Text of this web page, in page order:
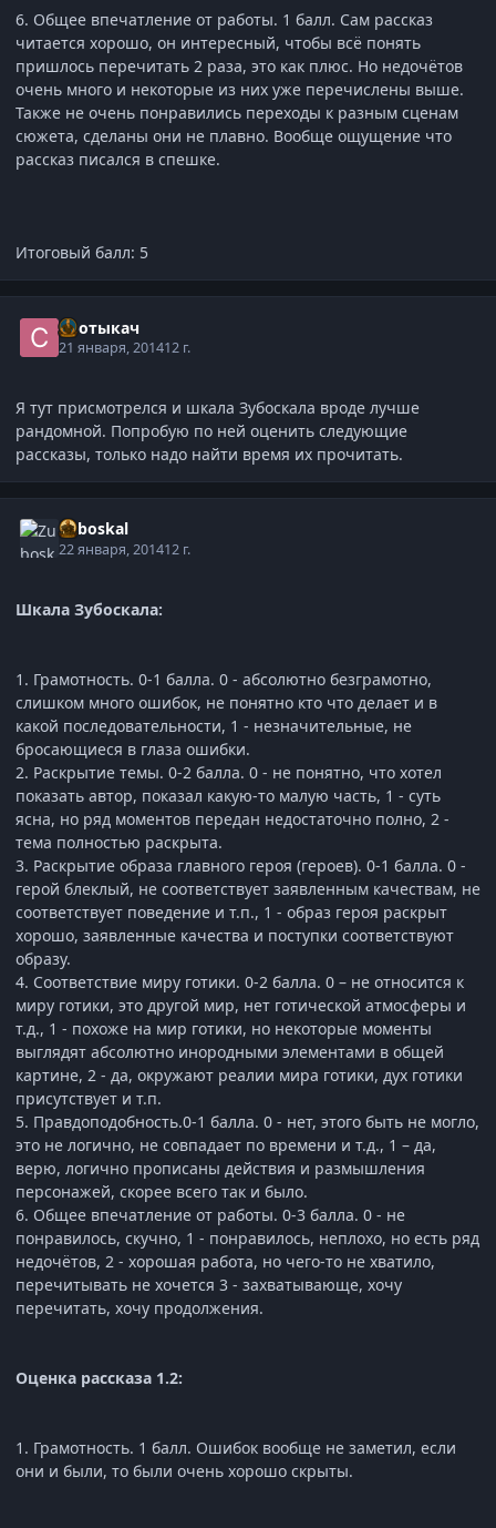
6. Общее впечатление от работы. 1 балл. Сам рассказ
читается хорошо, он интересный, чтобы всё понять
пришлось перечитать 2 раза, это как плюс. Но недочётов
очень много и некоторые из них уже перечислены выше.
Также не очень понравились переходы к разным сценам
сюжета, сделаны они не плавно. Вообще ощущение что
рассказ писался в спешке.
Итоговый балл: 5
Спотыкач
21 января, 201412 г.
Я тут присмотрелся и шкала Зубоскала вроде лучше
рандомной. Попробую по ней оценить следующие
рассказы, только надо найти время их прочитать.
Zuboskal
22 января, 201412 г.
Шкала Зубоскала:
1. Грамотность. 0-1 балла. 0 - абсолютно безграмотно,
слишком много ошибок, не понятно кто что делает и в
какой последовательности, 1 - незначительные, не
бросающиеся в глаза ошибки.
2. Раскрытие темы. 0-2 балла. 0 - не понятно, что хотел
показать автор, показал какую-то малую часть, 1 - суть
ясна, но ряд моментов передан недостаточно полно, 2 -
тема полностью раскрыта.
3. Раскрытие образа главного героя (героев). 0-1 балла. 0 -
герой блеклый, не соответствует заявленным качествам, не
соответствует поведение и т.п., 1 - образ героя раскрыт
хорошо, заявленные качества и поступки соответствуют
образу.
4. Соответствие миру готики. 0-2 балла. 0 – не относится к
миру готики, это другой мир, нет готической атмосферы и
т.д., 1 - похоже на мир готики, но некоторые моменты
выглядят абсолютно инородными элементами в общей
картине, 2 - да, окружают реалии мира готики, дух готики
присутствует и т.п.
5. Правдоподобность.0-1 балла. 0 - нет, этого быть не могло,
это не логично, не совпадает по времени и т.д., 1 – да,
верю, логично прописаны действия и размышления
персонажей, скорее всего так и было.
6. Общее впечатление от работы. 0-3 балла. 0 - не
понравилось, скучно, 1 - понравилось, неплохо, но есть ряд
недочётов, 2 - хорошая работа, но чего-то не хватило,
перечитывать не хочется 3 - захватывающе, хочу
перечитать, хочу продолжения.
Оценка рассказа 1.2:
1. Грамотность. 1 балл. Ошибок вообще не заметил, если
они и были, то были очень хорошо скрыты.